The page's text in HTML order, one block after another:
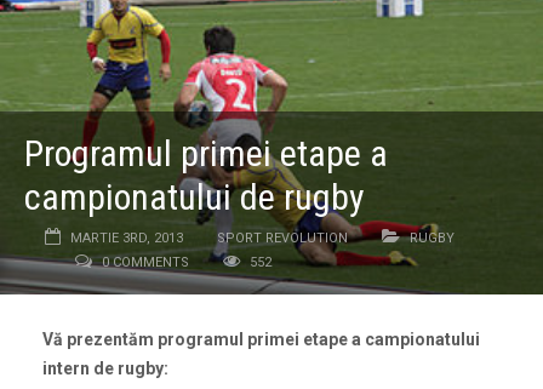
Programul primei etape a
campionatului de rugby
MARTIE 3RD, 2013 SPORT REVOLUTION
RUGBY
0 COMMENTS
552
Vă prezentăm programul primei etape a campionatului
intern de rugby: